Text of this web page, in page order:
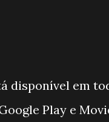
disponível em
Play e